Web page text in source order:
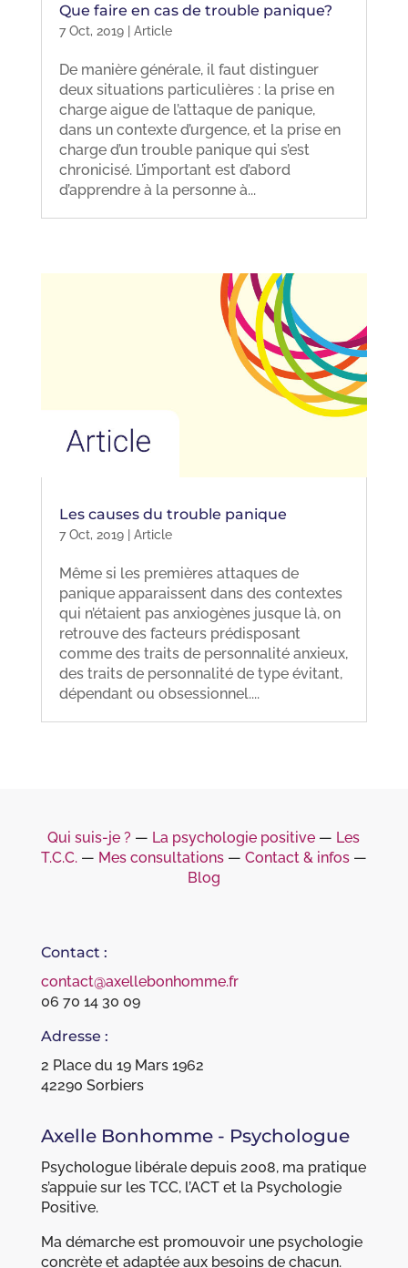
Que faire en cas de trouble panique?
7 Oct, 2019| Article
De manière générale, il faut distinguer
deux situations particulières : la prise en
charge aigue de l’attaque de panique,
dans un contexte d’urgence, et la prise en
charge d’un trouble panique qui s’est
chronicisé. L’important est d’abord
d’apprendre à la personne à...
Les causes du trouble panique
7 Oct, 2019| Article
Même si les premières attaques de
panique apparaissent dans des contextes
qui n’étaient pas anxiogènes jusque là, on
retrouve des facteurs prédisposant
comme des traits de personnalité anxieux,
des traits de personnalité de type évitant,
dépendant ou obsessionnel....
Qui suis-je ? ― La psychologie positive ― Les
T.C.C.― Mes consultations― Contact & infos―
Blog
Contact :
contact@axellebonhomme.fr
06 70 14 30 09
Adresse :
2 Place du 19 Mars 1962
42290 Sorbiers
Axelle Bonhomme - Psychologue
Psychologue libérale depuis 2008, ma pratique
s’appuie sur les TCC, l’ACT et la Psychologie
Positive.
Ma démarche est promouvoir une psychologie
concrète et adaptée aux besoins de chacun.